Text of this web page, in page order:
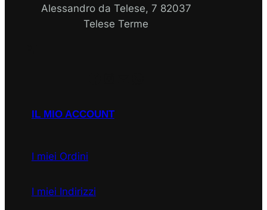
Alessandro da Telese, 7 82037
Telese Terme
IL MIO ACCOUNT
I miei Ordini
I miei Indirizzi